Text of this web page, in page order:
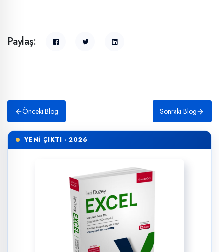
Paylaş:
Önceki Blog Sonraki Blog
YENİ ÇIKTI · 2026